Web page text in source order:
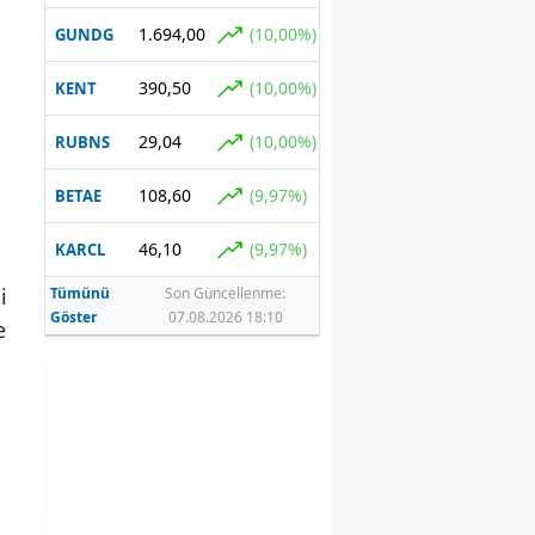
GUNDG 1.694,00 (10,00%)
KENT 390,50 (10,00%)
RUBNS 29,04 (10,00%)
BETAE 108,60 (9,97%)
KARCL 46,10 (9,97%)
Tümünü
Göster
Son Güncellenme:
07.08.2026 18:10